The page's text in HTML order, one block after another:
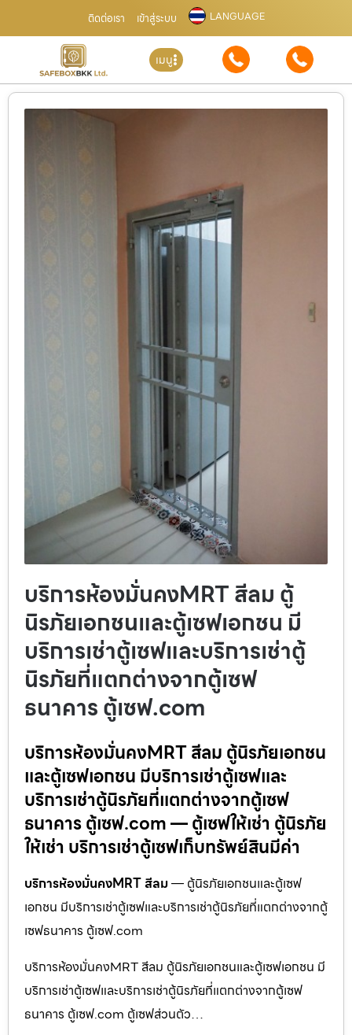
ติดต่อเรา เข้าสู่ระบบ LANGUAGE
เมนู
บริการห้องมั่นคงMRT สีลม ตู้
นิรภัยเอกชนและตู้เซฟเอกชน มี
บริการเช่าตู้เซฟและบริการเช่าตู้
นิรภัยที่แตกต่างจากตู้เซฟ
ธนาคาร ตู้เซฟ.com
บริการห้องมั่นคงMRT สีลม ตู้นิรภัยเอกชน
และตู้เซฟเอกชน มีบริการเช่าตู้เซฟและ
บริการเช่าตู้นิรภัยที่แตกต่างจากตู้เซฟ
ธนาคาร ตู้เซฟ.com — ตู้เซฟให้เช่า ตู้นิรภัย
ให้เช่า บริการเช่าตู้เซฟเก็บทรัพย์สินมีค่า
บริการห้องมั่นคงMRT สีลม— ตู้นิรภัยเอกชนและตู้เซฟ
เอกชน มีบริการเช่าตู้เซฟและบริการเช่าตู้นิรภัยที่แตกต่างจากตู้
เซฟธนาคาร ตู้เซฟ.com
บริการห้องมั่นคงMRT สีลม ตู้นิรภัยเอกชนและตู้เซฟเอกชน มี
บริการเช่าตู้เซฟและบริการเช่าตู้นิรภัยที่แตกต่างจากตู้เซฟ
ธนาคาร ตู้เซฟ.com ตู้เซฟส่วนตัว…